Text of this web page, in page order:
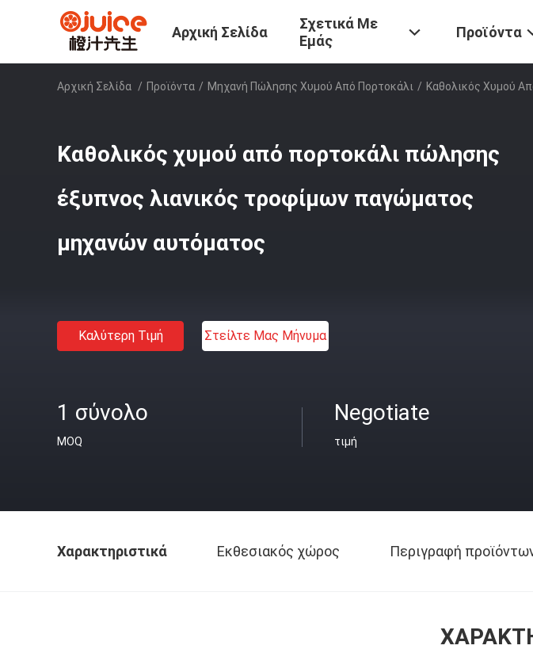
Αρχική Σελίδα
Σχετικά Με
Εμάς
Προϊόντα
Αρχική Σελίδα / Προϊόντα / Μηχανή Πώλησης Χυμού Από Πορτοκάλι / Καθολικός Χυμού
Καθολικός χυμού από πορτοκάλι πώλησης
έξυπνος λιανικός τροφίμων παγώματος
μηχανών αυτόματος
Καλύτερη Τιμή Στείλτε Μας Μήνυμα
1 σύνολο
MOQ
Negotiate
τιμή
Χαρακτηριστικά Εκθεσιακός χώρος Περιγραφή